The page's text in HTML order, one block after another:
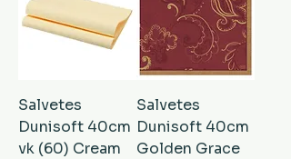
Salvetes
Dunisoft 40cm
vk (60) Cream
Salvetes
Dunisoft 40cm
Golden Grace